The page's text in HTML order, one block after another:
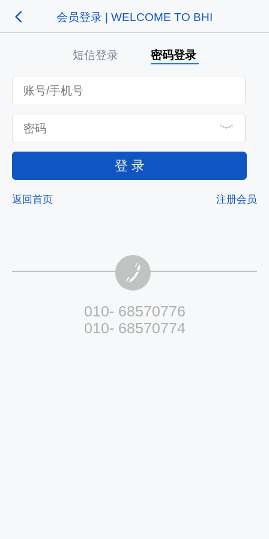
会员登录 | WELCOME TO BHI
短信登录 密码登录
登 录
返回首页 注册会员
010- 68570776
010- 68570774